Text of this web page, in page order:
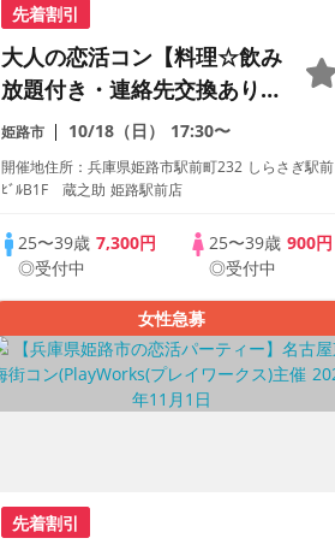
先着割引
大人の恋活コン【料理☆飲み
放題付き・連絡先交換あり・
完全着席型】１名参加多数・
初参加も大歓迎☆プレイワー
クス主催☆
姫路市 10/18（日） 17:30〜
開催地住所：兵庫県姫路市駅前町232 しらさぎ駅前
ﾋﾞﾙB1F 蔵之助 姫路駅前店
25〜39歳7,300円
◎受付中
25〜39歳 900円
◎受付中
女性急募
先着割引